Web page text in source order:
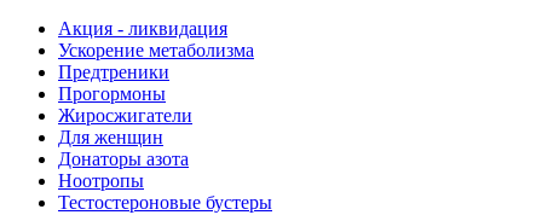
Акция - ликвидация
Ускорение метаболизма
Предтреники
Прогормоны
Жиросжигатели
Для женщин
Донаторы азота
Ноотропы
Тестостероновые бустеры